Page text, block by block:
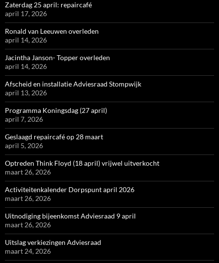
Zaterdag 25 april: repaircafé
april 17, 2026
Ronald van Leeuwen overleden
april 14, 2026
Jacintha Janson- Topper overleden
april 14, 2026
Afscheid en installatie Adviesraad Stompwijk
april 13, 2026
Programma Koningsdag (27 april)
april 7, 2026
Geslaagd repaircafé op 28 maart
april 5, 2026
Optreden Think Floyd (18 april) vrijwel uitverkocht
maart 26, 2026
Activiteitenkalender Dorpspunt april 2026
maart 26, 2026
Uitnodiging bijeenkomst Adviesraad 9 april
maart 26, 2026
Uitslag verkiezingen Adviesraad
maart 24, 2026